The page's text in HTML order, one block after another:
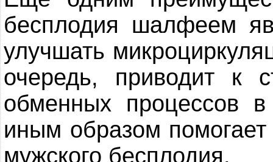
бесплодия шалфеем
улучшать
очередь, приводит к
обменных процессов
иным образом помогает
мужского бесплодия.